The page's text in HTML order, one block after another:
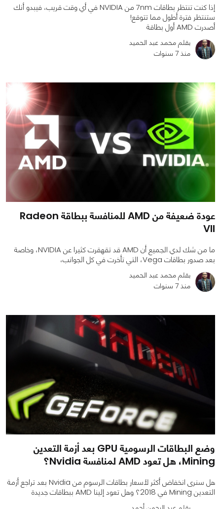
إذا كنت تنتظر بطاقات 7nm من NVIDIA في أي وقت قريب، فيبدو أنك
ستنتظر فترة أطول مما تتوقع!
أصدرت AMD أول بطاقة
بقلم محمد عبد الحميد
منذ 7 سنوات
عودة ضعيفة من AMD للمنافسة ببطاقة Radeon
VII
ما من شك لدي الجميع أن AMD قد تقهقرت كثيرا عن NVIDIA، وخاصة
بعد صدور بطاقات Vega، التي تأخرت في كل الجوانب،
بقلم محمد عبد الحميد
منذ 7 سنوات
وضع البطاقات الرسومية GPU بعد أزمة التعدين
Mining، هل تعود AMD لمنافسة Nvidia؟
هل سنرى انخفاض أكثر لأسعار بطاقات الرسوم من Nvidia بعد تراجع أزمة
التعدين Mining في 2018؟ وهل تعود إلينا AMD ببطاقات جديدة